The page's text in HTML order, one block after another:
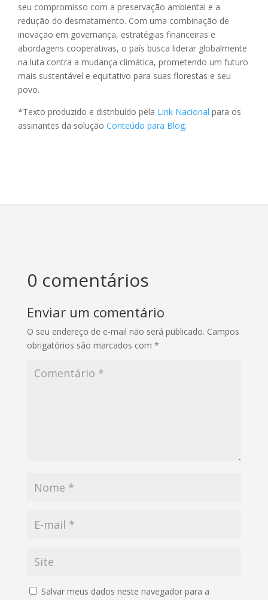
seu compromisso com a preservação ambiental e a
redução do desmatamento. Com uma combinação de
inovação em governança, estratégias financeiras e
abordagens cooperativas, o país busca liderar globalmente
na luta contra a mudança climática, prometendo um futuro
mais sustentável e equitativo para suas florestas e seu
povo.
*Texto produzido e distribuído pela Link Nacional para os
assinantes da solução Conteúdo para Blog.
0 comentários
Enviar um comentário
O seu endereço de e-mail não será publicado. Campos
obrigatórios são marcados com *
Salvar meus dados neste navegador para a